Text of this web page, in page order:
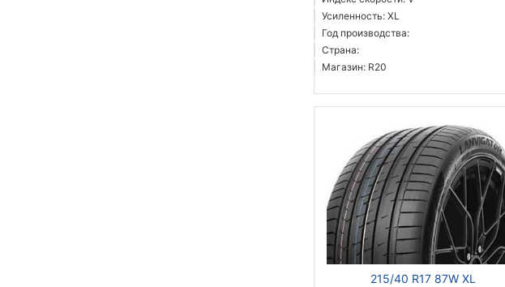
Усиленность: XL
Год производства:
Страна:
Магазин: R20
215/40 R17 87W XL